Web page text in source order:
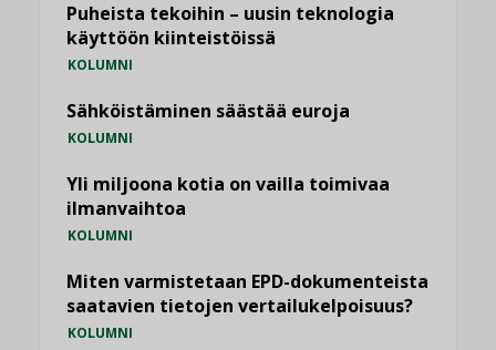
Puheista tekoihin – uusin teknologia
käyttöön kiinteistöissä
KOLUMNI
Sähköistäminen säästää euroja
KOLUMNI
Yli miljoona kotia on vailla toimivaa
ilmanvaihtoa
KOLUMNI
Miten varmistetaan EPD-dokumenteista
saatavien tietojen vertailukelpoisuus?
KOLUMNI